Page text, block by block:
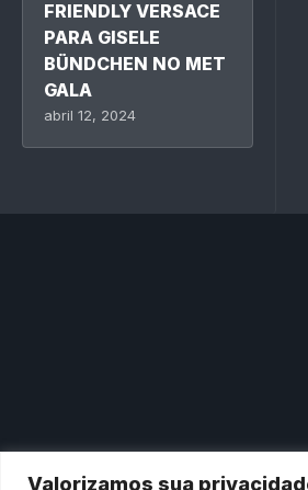
Valorizamos sua
FRIENDLY VERSACE
PARA GISELE
BÜNDCHEN NO MET
GALA
abril 12, 2024